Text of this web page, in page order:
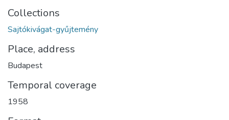
Collections
Sajtókivágat-gyűjtemény
Place, address
Budapest
Temporal coverage
1958